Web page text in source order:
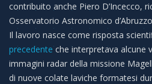
contribuito anche Piero D’Incecco,
Osservatorio Astronomico
Il lavoro nasce come risposta
precedenteche interpretava alcune
immagini radar della missione
di nuove colate laviche formatesi